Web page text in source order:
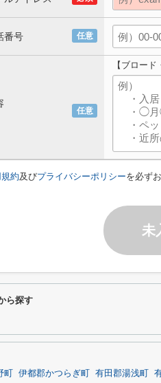
任意
番号
任意
【ブロー
約及びプライバシーポリシーを必ず
未
ら探す
伊都郡かつらぎ町 有田郡湯浅町